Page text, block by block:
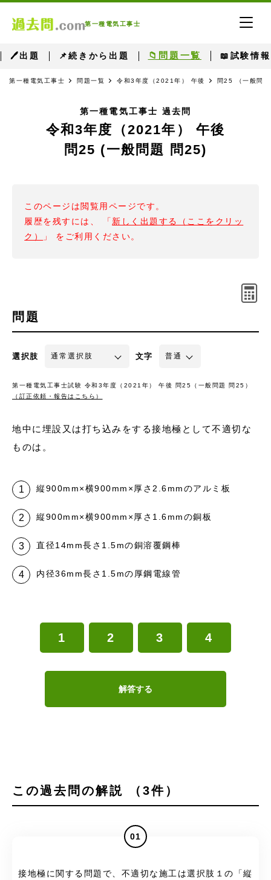
第一種電気工事士
🖊出題 📌続きから出題 📁問題一覧 📖試験情報
第一種電気工事士 問題一覧 令和3年度（2021年） 午後 問25 （一般問
第一種電気工事士 過去問
令和3年度（2021年） 午後
問25 (一般問題 問25)
このページは閲覧用ページです。
履歴を残すには、 「 新しく出題する（ここをクリッ
ク）
」 をご利用ください。
問題
選択肢 文字
第一種電気工事士試験 令和3年度（2021年） 午後 問25（一般問題 問25）
（訂正依頼・報告はこちら）
地中に埋設又は打ち込みをする接地極として不適切な
ものは。
縦900mm×横900mm×厚さ2.6mmのアルミ板
縦900mm×横900mm×厚さ1.6mmの銅板
直径14mm長さ1.5mの銅溶覆鋼棒
内径36mm長さ1.5mの厚鋼電線管
1 2 3 4
解答する
この過去問の解説 （3件）
01
接地極に関する問題で、不適切な施工は選択肢１の「縦